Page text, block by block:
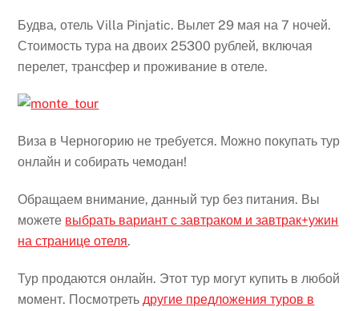
Будва, отель Villa Pinjatic. Вылет 29 мая на 7 ночей.
Стоимость тура на двоих 25300 рублей, включая
перелет, трансфер и проживание в отеле.
Виза в Черногорию не требуется. Можно покупать тур
онлайн и собирать чемодан!
Обращаем внимание, данный тур без питания. Вы
можете выбрать вариант с завтраком и завтрак+ужин
на странице отеля.
Тур продаются онлайн. Этот тур могут купить в любой
момент. Посмотреть другие предложения туров в